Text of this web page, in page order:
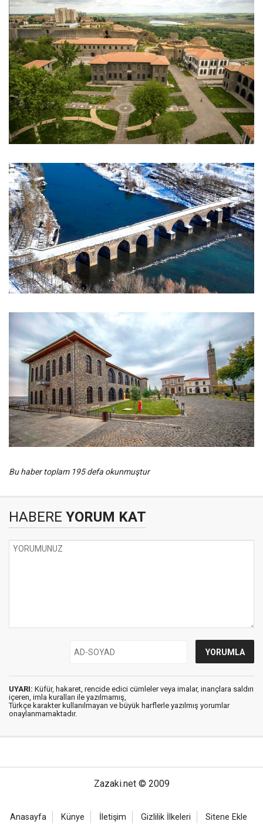
Bu haber toplam 195 defa okunmuştur
HABERE YORUM KAT
UYARI: Küfür, hakaret, rencide edici cümleler veya imalar, inançlara saldırı
içeren, imla kuralları ile yazılmamış,
Türkçe karakter kullanılmayan ve büyük harflerle yazılmış yorumlar
onaylanmamaktadır.
Zazaki.net © 2009
Anasayfa Künye İletişim Gizlilik İlkeleri Sitene Ekle